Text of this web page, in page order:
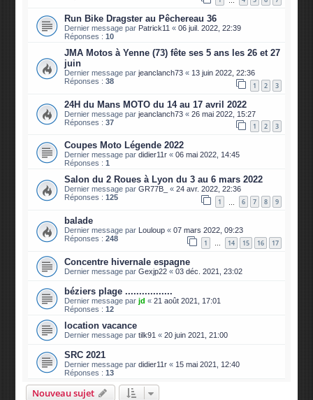
Run Bike Dragster au Pêchereau 36
Dernier message par Patrick11 «06 juil. 2022, 22:39
Réponses :10
JMA Motos à Yenne (73) fête ses 5 ans les 26 et 27
juin
Dernier message parjeanclanch73 « 13 juin 2022, 22:36
Réponses :38 1 2 3
24H du Mans MOTO du 14 au 17 avril 2022
Dernier message parjeanclanch73 «26 mai 2022, 15:27
Réponses :37 1 2 3
Coupes Moto Légende 2022
Dernier message pardidier11r «06 mai 2022, 14:45
Réponses :1
Salon du 2 Roues à Lyon du 3 au 6 mars 2022
Dernier message parGR77B_ «24 avr. 2022, 22:36
Réponses :125 1 6 7 8 9
balade
Dernier message par Louloup «07 mars 2022, 09:23
Réponses :248 1 … 14 15 16 17
Concentre hivernale espagne
Dernier message parGexjp22 «03 déc. 2021, 23:02
béziers plage .................
Dernier message parjd «21 août 2021, 17:01
Réponses :12
location vacance
Dernier message partilk91 «20 juin 2021, 21:00
SRC 2021
Dernier message pardidier11r « 15 mai 2021, 12:40
Réponses :13
Nouveau sujet